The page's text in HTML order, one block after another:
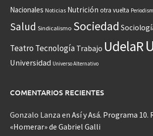
Nacionales Noticias Nutrición otra vuelta
Salud Sindicalismo Sociedad
Teatro Tecnología Trabajo UdelaR
Universidad Universo Alternativo
COMENTARIOS RECIENTES
Gonzalo Lanza en Así y Asá. Programa 10.
«Homerar» de Gabriel Galli